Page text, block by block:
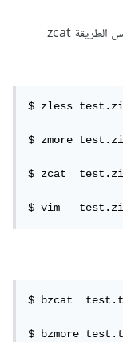
بالإضافة ل unzip يوجد مجموعة أوامر تعمل بنفس الطريقة zcat
$ zless
$ zmore
$ zcat
$ vim
$ bzcat
$ bzmore